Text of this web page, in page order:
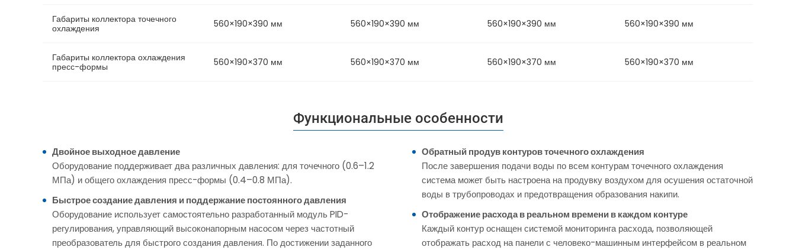
Габариты коллектора точечного
охлаждения
560×190×390 мм 560×190×390 мм 560×190×390 мм 560×190×390 мм
Габариты коллектора охлаждения
пресс-формы
560×190×370 мм 560×190×370 мм 560×190×370 мм 560×190×370 мм
Функциональные особенности
Двойное выходное давление
Оборудование поддерживает два различных давления: для точечного (0.6–1.2
МПа) и общего охлаждения пресс-формы (0.4–0.8 МПа).
Быстрое создание давления и поддержание постоянного давления
Оборудование использует самостоятельно разработанный модуль PID-
регулирования, управляющий высоконапорным насосом через частотный
преобразователь для быстрого создания давления. По достижении заданного
Обратный продув контуров точечного охлаждения
После завершения подачи воды по всем контурам точечного охлаждения
система может быть настроена на продувку воздухом для осушения остаточной
воды в трубопроводах и предотвращения образования накипи.
Отображение расхода в реальном времени в каждом контуре
Каждый контур оснащен системой мониторинга расхода, позволяющей
отображать расход на панели с человеко-машинным интерфейсом в реальном